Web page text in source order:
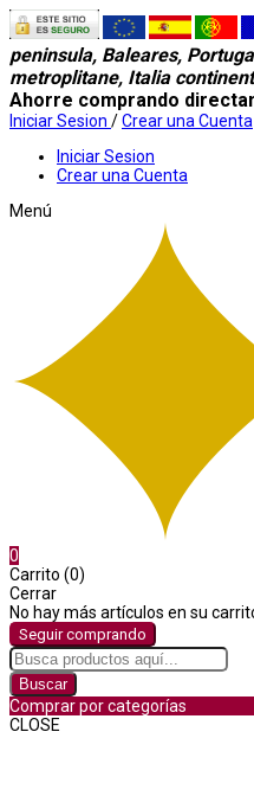
peninsula, Baleares,
metroplitane, Italia
Ahorre comprando
Iniciar Sesion /Crear una Cuenta
Iniciar Sesion
Crear una Cuenta
Menú
0
Carrito (0)
Cerrar
No hay más artículos en su
Seguir comprando
Buscar
Comprar por categorías
CLOSE